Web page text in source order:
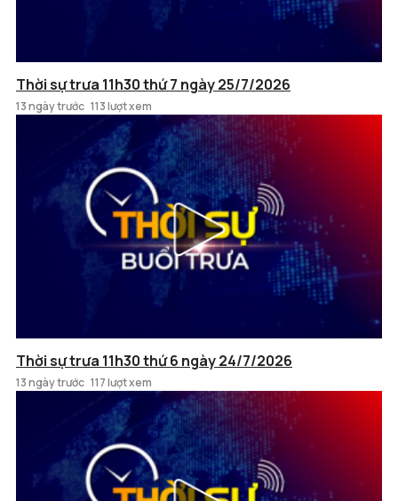
Thời sự trưa 11h30 thứ 7 ngày 25/7/2026
13 ngày trước 113 lượt xem
Thời sự trưa 11h30 thứ 6 ngày 24/7/2026
13 ngày trước 117 lượt xem